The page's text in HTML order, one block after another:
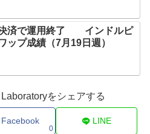
済で運用終了 インドルピ
ップ成績（7月19日週）
をシェアする
Facebook
0
LINE